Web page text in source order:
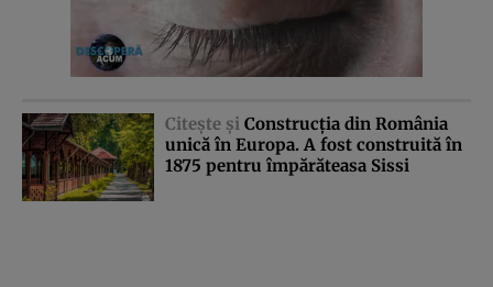
Citeşte şi Construcţia din România
unică în Europa. A fost construită în
1875 pentru împărăteasa Sissi